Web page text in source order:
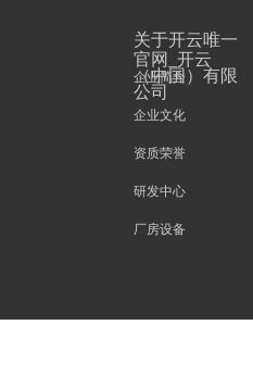
关于开云唯一
官网_开云
（中国）有限
公司
企业简介
企业文化
资质荣誉
研发中心
厂房设备